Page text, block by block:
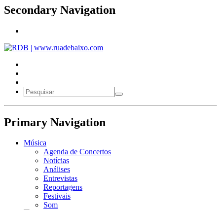
Secondary Navigation
Primary Navigation
Música
Agenda de Concertos
Notícias
Análises
Entrevistas
Reportagens
Festivais
Som